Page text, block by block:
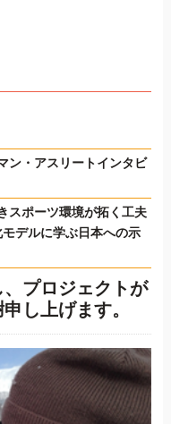
ン・アスリートインタビ
スポーツ環境が拓く工夫
デルに学ぶ日本への示
プロジェクトが
し上げます。